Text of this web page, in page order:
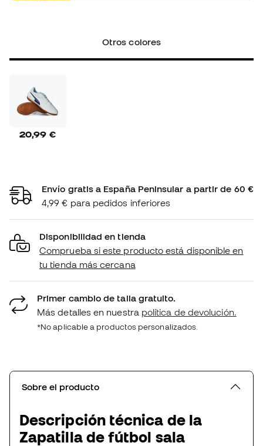
Otros colores
20,99 €
Envío gratis a España Peninsular a partir de 60 €
4,99 € para pedidos inferiores
Disponibilidad en tienda
Comprueba si este producto está disponible en
tu tienda más cercana
Primer cambio de talla gratuito.
Más detalles en nuestra política de devolución.
*No aplicable a productos personalizados.
Sobre el producto
Descripción técnica de la
Zapatilla de fútbol sala